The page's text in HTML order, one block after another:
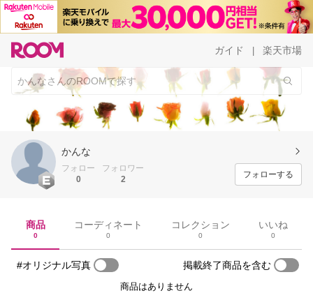
ガイド 楽天市場
かんな
フォロー
0
フォロワー
2
フォローする
商品
0
コーディネート
0
コレクション
0
いいね
0
#オリジナル写真 掲載終了商品を含む
商品はありません